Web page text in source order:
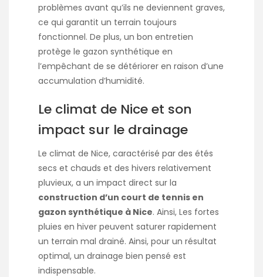
problèmes avant qu’ils ne deviennent graves,
ce qui garantit un terrain toujours
fonctionnel. De plus, un bon entretien
protège le gazon synthétique en
l’empêchant de se détériorer en raison d’une
accumulation d’humidité.
Le climat de Nice et son
impact sur le drainage
Le climat de Nice, caractérisé par des étés
secs et chauds et des hivers relativement
pluvieux, a un impact direct sur la
construction d’un court de tennis en
gazon synthétique à Nice. Ainsi, Les fortes
pluies en hiver peuvent saturer rapidement
un terrain mal drainé. Ainsi, pour un résultat
optimal, un drainage bien pensé est
indispensable.